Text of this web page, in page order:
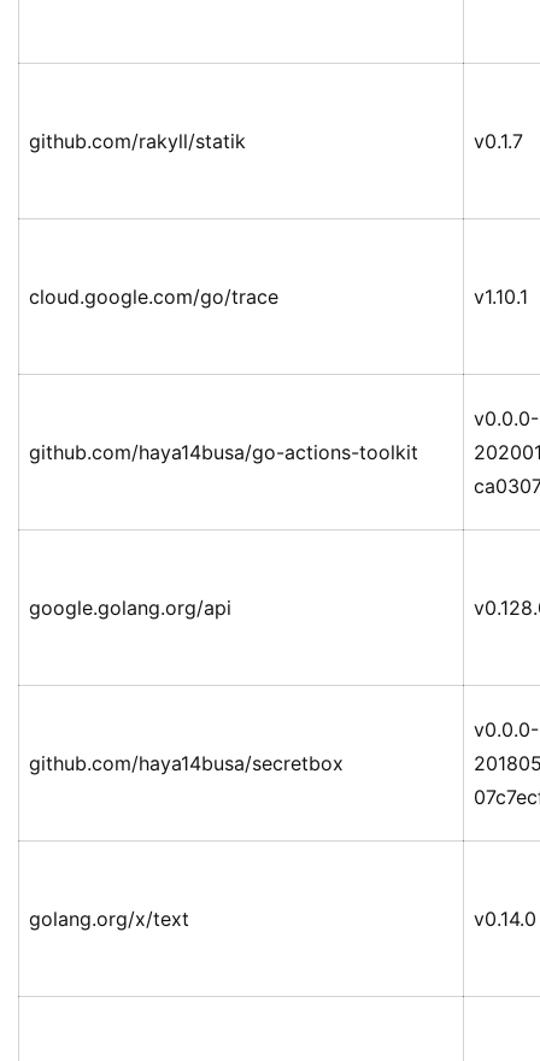
github.com/rakyll/statik v0.1.7
cloud.google.com/go/trace v1.10.1
github.com/haya14busa/go-actions-toolkit
v0.0.0-
google.golang.org/api
github.com/haya14busa/secretbox
v0.0.0-
golang.org/x/text v0.14.0